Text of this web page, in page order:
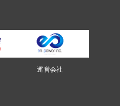
運営会社